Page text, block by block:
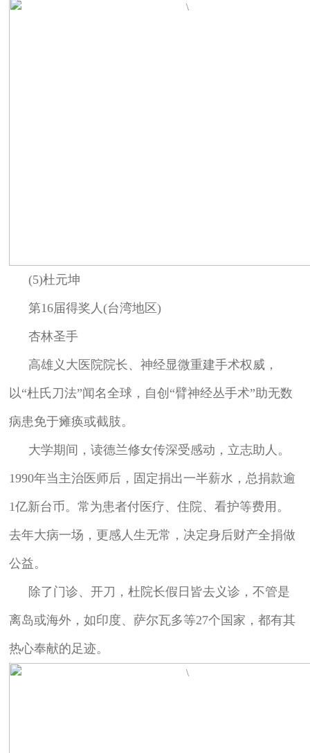
(5)杜元坤
第16届得奖人(台湾地区)
杏林圣手
高雄义大医院院长、神经显微重建手术权威，
以“杜氏刀法”闻名全球，自创“臂神经丛手术”助无数
病患免于瘫痪或截肢。
大学期间，读德兰修女传深受感动，立志助人。
1990年当主治医师后，固定捐出一半薪水，总捐款逾
1亿新台币。常为患者付医疗、住院、看护等费用。
去年大病一场，更感人生无常，决定身后财产全捐做
公益。
除了门诊、开刀，杜院长假日皆去义诊，不管是
离岛或海外，如印度、萨尔瓦多等27个国家，都有其
热心奉献的足迹。